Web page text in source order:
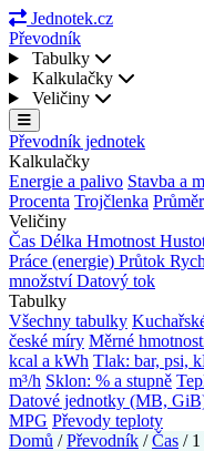
Jednotek.cz
Převodník
Tabulky
Kalkulačky
Veličiny
Převodník jednotek
Kalkulačky
Energie a palivo Stavba a
Procenta Trojčlenka Průměr
Veličiny
Čas Délka Hmotnost
Práce (energie) Průtok
množstvíDatový tok
Tabulky
Všechny tabulky
české míry Měrné
kcal a kWh Tlak: bar, psi,
m³/h Sklon: % a stupně
Datové jednotky (MB,
MPG Převody teploty
Domů / Převodník / Čas /